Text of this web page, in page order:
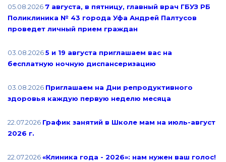
05.08.2026 7 августа, в пятницу, главный врач ГБУЗ РБ
Поликлиника № 43 города Уфа Андрей Палтусов
проведет личный прием граждан
03.08.20265 и 19 августа приглашаем вас на
бесплатную ночную диспансеризацию
03.08.2026 Приглашаем на Дни репродуктивного
здоровья каждую первую неделю месяца
22.07.2026 График занятий в Школе мам на июль-август
2026 г.
22.07.2026«Клиника года - 2026»: нам нужен ваш голос!